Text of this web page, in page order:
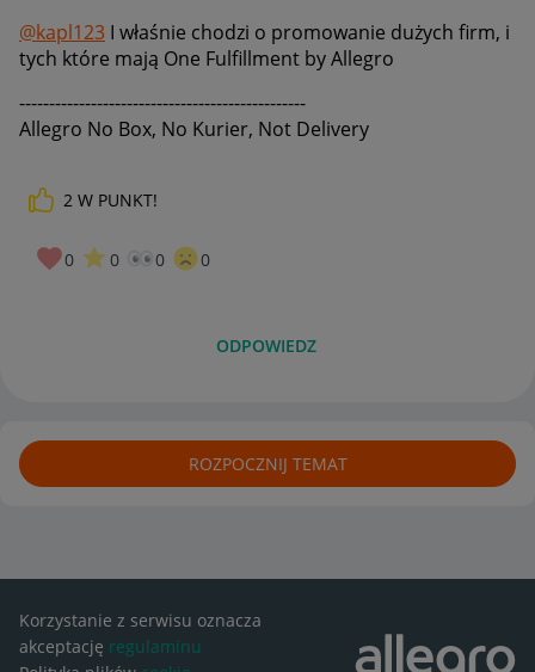
@kapl123 I właśnie chodzi o promowanie dużych firm, i
tych które mają One Fulfillment by Allegro
------------------------------------------------
Allegro No Box, No Kurier, Not Delivery
2 W PUNKT!
0 0 0 0
ODPOWIEDZ
ROZPOCZNIJ TEMAT
Korzystanie z serwisu oznacza
akceptację regulaminu